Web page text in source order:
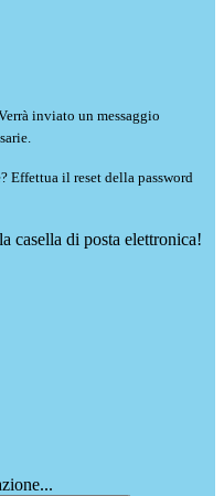
inviato un messaggio
Effettua il reset della password
casella di posta elettronica!